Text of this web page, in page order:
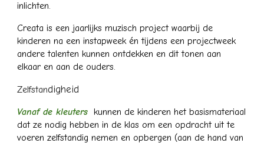
inlichten.
Creata is een jaarlijks muzisch project waarbij de
kinderen na een instapweek én tijdens een projectweek
andere talenten kunnen ontdekken en dit tonen aan
elkaar en aan de ouders.
Zelfstandigheid
Vanaf de kleuters kunnen de kinderen het basismateriaal
dat ze nodig hebben in de klas om een opdracht uit te
voeren zelfstandig nemen en opbergen (aan de hand van